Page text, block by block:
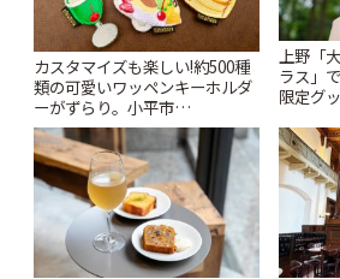
カスタマイズも楽しい!約500種
類の可愛いワッペンキーホルダ
ーがずらり。小平市
「Kimamaya T&K」 | ことりっ
ぷ
上野「
ラス」
限定グ